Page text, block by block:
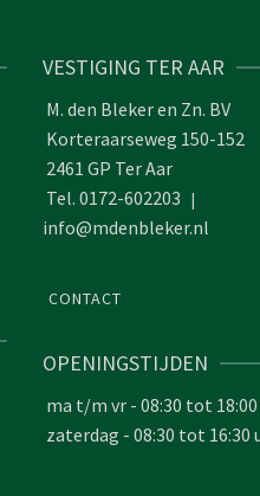
VESTIGING TER AAR
M. den Bleker en Zn. BV
Korteraarseweg 150-152
2461 GP Ter Aar
Tel. 0172-602203 |
info@mdenbleker.nl
CONTACT
OPENINGSTIJDEN
ma t/m vr - 08:30 tot
zaterdag - 08:30 tot 16:30